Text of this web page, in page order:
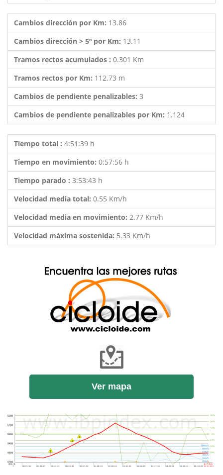
Cambios dirección por Km: 13.86
Cambios dirección > 5º por Km: 13.11
Tramos rectos acumulados : 0.301 Km
Tramos rectos por Km: 112.73 m
Cambios de pendiente penalizables: 3
Cambios de pendiente penalizables por Km: 1.124
Tiempo total : 4:51:39 h
Tiempo en movimiento: 0:57:56 h
Tiempo parado : 3:53:43 h
Velocidad media total: 0.55 Km/h
Velocidad media en movimiento: 2.77 Km/h
Velocidad máxima sostenida: 5.33 Km/h
Ver mapa